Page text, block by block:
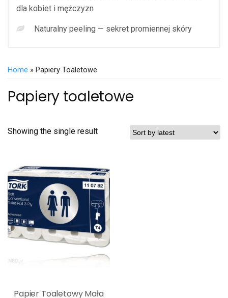
dla kobiet i mężczyzn
Naturalny peeling — sekret promiennej skóry
Home » Papiery Toaletowe
Papiery toaletowe
Showing the single result
Papier Toaletowy Mała